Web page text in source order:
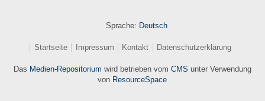
Sprache: Deutsch
Startseite Impressum Kontakt Datenschutzerklärung
Das Medien-Repositorium wird betrieben vom CMS unter Verwendung
von ResourceSpace